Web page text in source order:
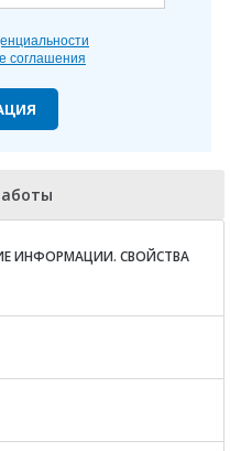
соглашения
ИНФОРМАЦИИ. СВОЙСТВА